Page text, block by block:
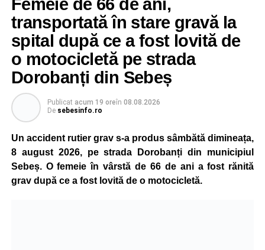
Femeie de 66 de ani,
transportată în stare gravă la
spital după ce a fost lovită de
o motocicletă pe strada
Dorobanți din Sebeș
Publicat acum 19 oreîn 08.08.2026
De sebesinfo.ro
Un accident rutier grav s-a produs sâmbătă dimineața,
8 august 2026, pe strada Dorobanți din municipiul
Sebeș. O femeie în vârstă de 66 de ani a fost rănită
grav după ce a fost lovită de o motocicletă.